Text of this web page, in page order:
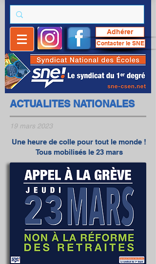
Adhérer
Contacter le SNE
ACTUALITES NATIONALES
19 mars 2023
Une heure de colle pour tout le monde !
Tous mobilisés le 23 mars